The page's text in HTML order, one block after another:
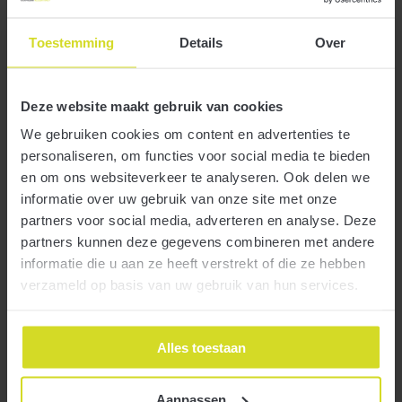
Toestemming Details Over
Deze website maakt gebruik van cookies
We gebruiken cookies om content en advertenties te
personaliseren, om functies voor social media te bieden
en om ons websiteverkeer te analyseren. Ook delen we
informatie over uw gebruik van onze site met onze
partners voor social media, adverteren en analyse. Deze
partners kunnen deze gegevens combineren met andere
informatie die u aan ze heeft verstrekt of die ze hebben
verzameld op basis van uw gebruik van hun services.
Alles toestaan
17 november 2020
Organisaties die zich niet kunnen inschrijven bij de Kamer van
Koophandel én aangifte voor de loonheffingen moeten doen,
kunnen compensatie krijgen voor de kosten van eHerkenning. De
Belastingdienst heeft voor deze compensatie een formulier online
beschikbaar gesteld.
Meer